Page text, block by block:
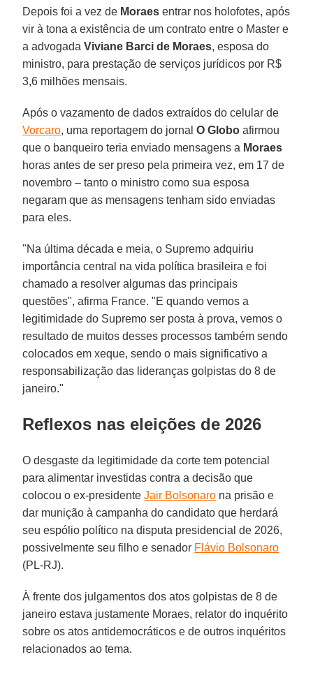
Depois foi a vez de Moraes entrar nos holofotes, após
vir à tona a existência de um contrato entre o Master e
a advogadaViviane Barci de Moraes, esposa do
ministro, para prestação de serviços jurídicos por R$
3,6 milhões mensais.
Após o vazamento de dados extraídos do celular de
Vorcaro, uma reportagem do jornalO Globo afirmou
que o banqueiro teria enviado mensagens a Moraes
horas antes de ser preso pela primeira vez, em 17 de
novembro – tanto o ministro como sua esposa
negaram que as mensagens tenham sido enviadas
para eles.
"Na última década e meia, o Supremo adquiriu
importância central na vida política brasileira e foi
chamado a resolver algumas das principais
questões", afirma France. "E quando vemos a
legitimidade do Supremo ser posta à prova, vemos o
resultado de muitos desses processos também sendo
colocados em xeque, sendo o mais significativo a
responsabilização das lideranças golpistas do 8 de
janeiro."
Reflexos nas eleições de 2026
O desgaste da legitimidade da corte tem potencial
para alimentar investidas contra a decisão que
colocou o ex-presidenteJair Bolsonaro na prisão e
dar munição à campanha do candidato que herdará
seu espólio político na disputa presidencial de 2026,
possivelmente seu filho e senador Flávio Bolsonaro
(PL-RJ).
À frente dos julgamentos dos atos golpistas de 8 de
janeiro estava justamente Moraes, relator do inquérito
sobre os atos antidemocráticos e de outros inquéritos
relacionados ao tema.